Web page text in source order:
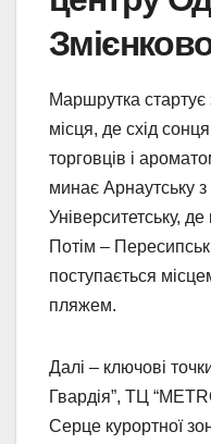
Маршрутка
місця, де схід
торговців і
минає Арнаутську з
Університетську,
Потім –
поступається
пляжем.
Далі – ключові
Гвардія”, ТЦ
Серце курортної